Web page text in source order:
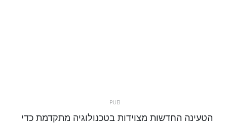
הטעינה החדשות מצוידות בטכנולוגיה מתקדמת כדי